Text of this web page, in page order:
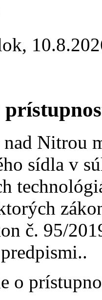
,
Nitrou
sídla v
č. 95/
o